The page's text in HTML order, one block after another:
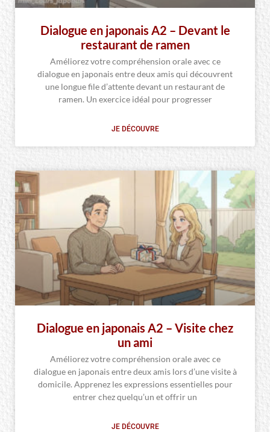
Dialogue en japonais A2 – Devant le
restaurant de ramen
Améliorez votre compréhension orale avec ce
dialogue en japonais entre deux amis qui découvrent
une longue file d’attente devant un restaurant de
ramen. Un exercice idéal pour progresser
JE DÉCOUVRE
Dialogue en japonais A2 – Visite chez
un ami
Améliorez votre compréhension orale avec ce
dialogue en japonais entre deux amis lors d’une visite à
domicile. Apprenez les expressions essentielles pour
entrer chez quelqu’un et offrir un
JE DÉCOUVRE